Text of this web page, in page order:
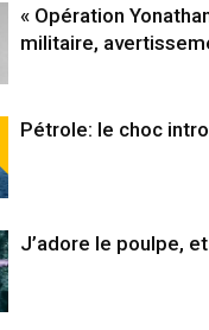
« Opération
militaire,
Pétrole: le choc
J’adore le poulpe,